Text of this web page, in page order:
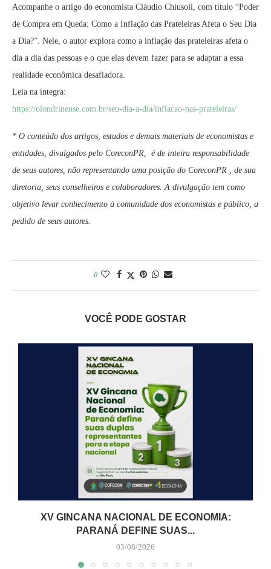
Acompanhe o artigo do economista Cláudio Chiusoli, com título “Poder
de Compra em Queda: Como a Inflação das Prateleiras Afeta o Seu Dia
a Dia?”. Nele, o autor explora como a inflação das prateleiras afeta o
dia a dia das pessoas e o que elas devem fazer para se adaptar a essa
realidade econômica desafiadora.
Leia na íntegra:
https://olondrinense.com.br/seu-dia-a-dia/inflacao-nas-prateleiras/
* O conteúdo dos artigos, estudos e demais materiais de economistas e
entidades, divulgados pelo CoreconPR, é de inteira responsabilidade
de seus autores, não representando uma posição do CoreconPR , de sua
diretoria, seus conselheiros e colaboradores. A divulgação tem como
objetivo levar conhecimento à comunidade dos economistas e público, a
pedido de seus autores.
0
VOCÊ PODE GOSTAR
XV GINCANA NACIONAL DE ECONOMIA:
PARANÁ DEFINE SUAS...
03/08/2026